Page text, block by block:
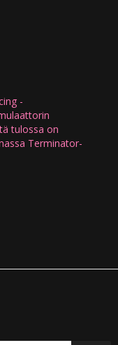
-
tulossa on
Terminator-